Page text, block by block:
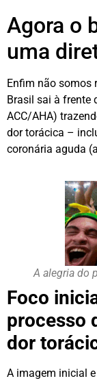
Agora o
uma
Enfim não somos
Brasil sai à frente
ACC/AHA)
dor torácica –
coronária aguda
A alegria do
Foco
processo
dor
A imagem inicial